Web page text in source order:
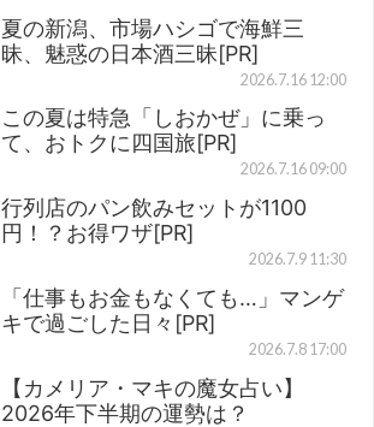
夏の新潟、市場ハシゴで海鮮三
昧、魅惑の日本酒三昧[PR]
2026.7.16 12:00
この夏は特急「しおかぜ」に乗っ
て、おトクに四国旅[PR]
2026.7.16 09:00
行列店のパン飲みセットが1100
円！？お得ワザ[PR]
2026.7.9 11:30
「仕事もお金もなくても…」マンゲ
キで過ごした日々[PR]
2026.7.8 17:00
【カメリア・マキの魔女占い】
2026年下半期の運勢は？